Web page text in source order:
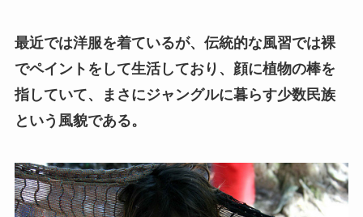
最近では洋服を着ているが、伝統的な風習では裸
でペイントをして生活しており、顔に植物の棒を
指していて、まさにジャングルに暮らす少数民族
という風貌である。